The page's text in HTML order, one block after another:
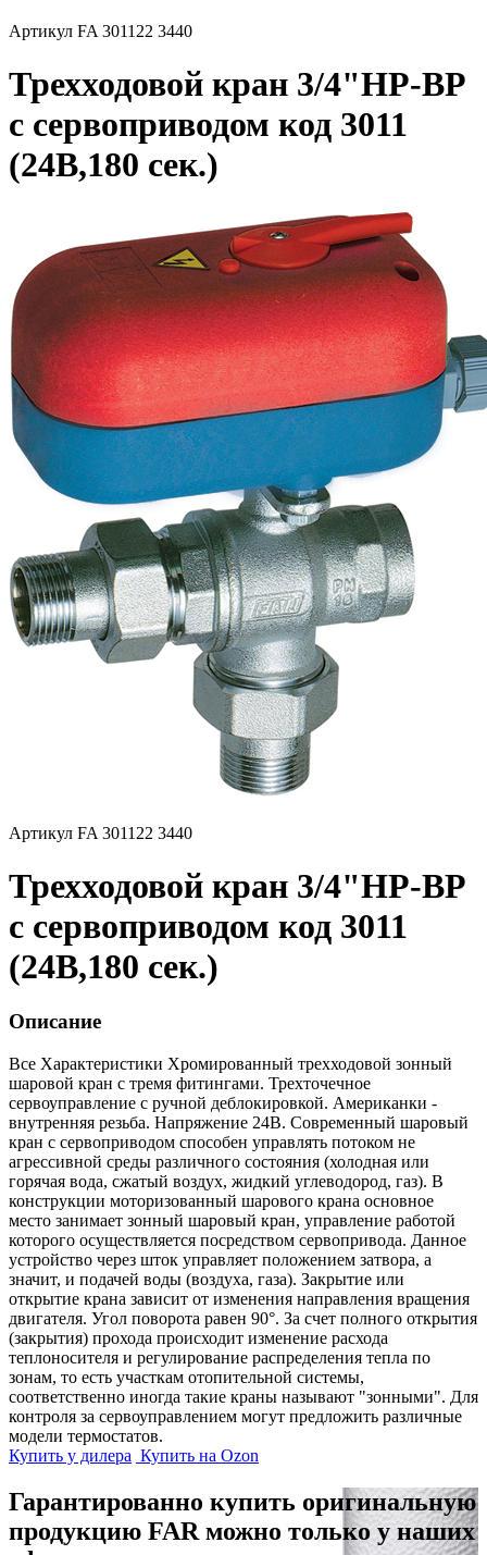
Артикул FA 301122 3440
Трехходовой кран 3/4"НР-ВР
с сервоприводом код 3011
(24В,180 сек.)
Артикул FA 301122 3440
Трехходовой кран 3/4"НР-ВР
с сервоприводом код 3011
(24В,180 сек.)
Описание
Все Характеристики Хромированный трехходовой зонный
шаровой кран с тремя фитингами. Трехточечное
сервоуправление с ручной деблокировкой. Американки -
внутренняя резьба. Напряжение 24В. Современный шаровый
кран с сервоприводом способен управлять потоком не
агрессивной среды различного состояния (холодная или
горячая вода, сжатый воздух, жидкий углеводород, газ). В
конструкции моторизованный шарового крана основное
место занимает зонный шаровый кран, управление работой
которого осуществляется посредством сервопривода. Данное
устройство через шток управляет положением затвора, а
значит, и подачей воды (воздуха, газа). Закрытие или
открытие крана зависит от изменения направления вращения
двигателя. Угол поворота равен 90°. За счет полного открытия
(закрытия) прохода происходит изменение расхода
теплоносителя и регулирование распределения тепла по
зонам, то есть участкам отопительной системы,
соответственно иногда такие краны называют "зонными". Для
контроля за сервоуправлением могут предложить различные
модели термостатов.
Купить у дилера Купить на Ozon
Гарантированно купить оригинальную
продукцию FAR можно только у наших